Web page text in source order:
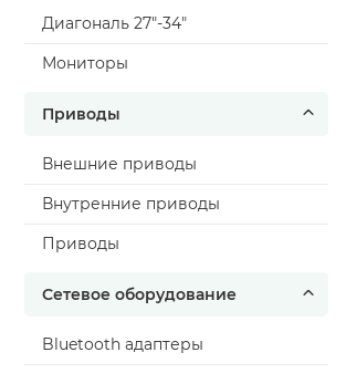
Диагональ 27"-34"
Мониторы
Приводы
Внешние приводы
Внутренние приводы
Приводы
Сетевое оборудование
Bluetooth адаптеры